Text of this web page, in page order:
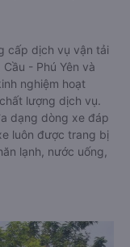
Thuận Sông Cầu -
tại Quốc Lộ 1A
cấp dịch vụ vận tải
- Phú Yên và
nghiệm hoạt
lượng dịch vụ.
dạng dòng xe đáp
luôn được trang bị